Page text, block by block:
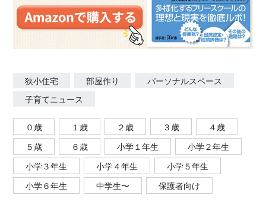
狭小住宅 部屋作り
パーソナルスペース
子育てニュース
０歳 １歳 ２歳 ３歳
４歳
５歳
６歳 小学１年生
小学２年生
小学３年生
小学４年生
小学５年生
小学６年生
中学生〜 保護者向け